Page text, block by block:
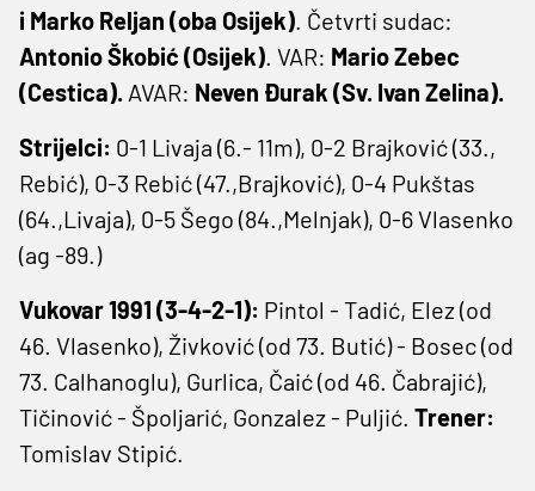
i Marko Reljan (oba Osijek). Četvrti sudac:
Antonio Škobić (Osijek). VAR: Mario Zebec
(Cestica). AVAR: Neven Đurak (Sv. Ivan Zelina).
Strijelci: 0-1 Livaja (6.- 11m), 0-2 Brajković (33.,
Rebić), 0-3 Rebić (47.,Brajković), 0-4 Pukštas
(64.,Livaja), 0-5 Šego (84.,Melnjak), 0-6 Vlasenko
(ag -89.)
Vukovar 1991 (3-4-2-1): Pintol - Tadić, Elez (od
46. Vlasenko), Živković (od 73. Butić) - Bosec (od
73. Calhanoglu), Gurlica, Čaić (od 46. Čabrajić),
Tičinović - Špoljarić, Gonzalez - Puljić. Trener:
Tomislav Stipić.